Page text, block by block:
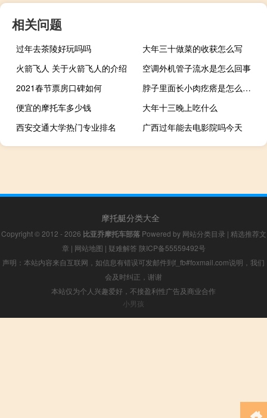
相关问题
过年去茶陵好玩吗吗
大年三十做菜的收获怎么写
火箭飞人 关于火箭飞人的介绍
空调外机管子流水是怎么回事
2021春节票房口碑如何
脖子里面长小肉疙瘩是怎么回事
便宜的摩托车多少钱
大年十三晚上吃什么
西安交通大学热门专业排名
广西过年能去电影院吗今天
摩托艇分类大全
Copyright © 2012 - 2026 比亚乔摩托车部落Powered by 网站分类目录 | 精选推荐文
章 | 网站地图 | 疑难解答 陕ICP备55559492号
声明：本站内容来自互联网，如信息有错误可发邮件到f_fb#foxmail.com说明，我们
会及时纠正，谢谢
本站仅为个人兴趣爱好，不接盈利性广告及商业合作
小男孩